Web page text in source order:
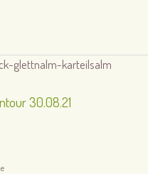
30.08.21